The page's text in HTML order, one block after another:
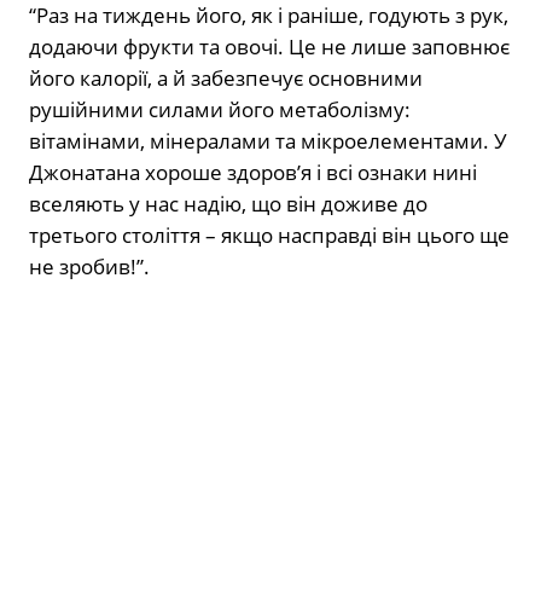
“Раз на тиждень його, як і раніше, годують з рук,
додаючи фрукти та овочі. Це не лише заповнює
його калорії, а й забезпечує основними
рушійними силами його метаболізму:
вітамінами, мінералами та мікроелементами. У
Джонатана хороше здоров’я і всі ознаки нині
вселяють у нас надію, що він доживе до
третього століття – якщо насправді він цього ще
не зробив!”.